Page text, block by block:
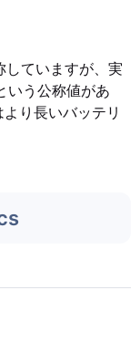
ていますが、実
いう公称値があ
り長いバッテリ